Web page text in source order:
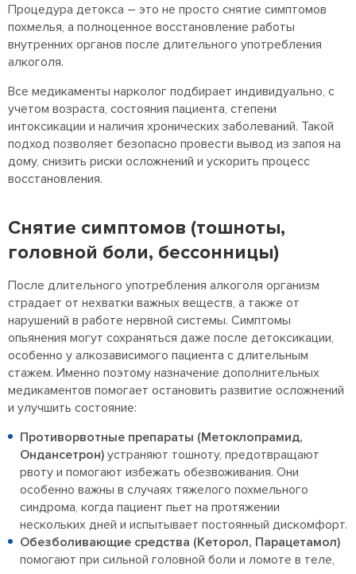
Процедура детокса – это не просто снятие симптомов
похмелья, а полноценное восстановление работы
внутренних органов после длительного употребления
алкоголя.
Все медикаменты нарколог подбирает индивидуально, с
учетом возраста, состояния пациента, степени
интоксикации и наличия хронических заболеваний. Такой
подход позволяет безопасно провести вывод из запоя на
дому, снизить риски осложнений и ускорить процесс
восстановления.
Снятие симптомов (тошноты,
головной боли, бессонницы)
После длительного употребления алкоголя организм
страдает от нехватки важных веществ, а также от
нарушений в работе нервной системы. Симптомы
опьянения могут сохраняться даже после детоксикации,
особенно у алкозависимого пациента с длительным
стажем. Именно поэтому назначение дополнительных
медикаментов помогает остановить развитие осложнений
и улучшить состояние:
Противорвотные препараты (Метоклопрамид,
Ондансетрон) устраняют тошноту, предотвращают
рвоту и помогают избежать обезвоживания. Они
особенно важны в случаях тяжелого похмельного
синдрома, когда пациент пьет на протяжении
нескольких дней и испытывает постоянный дискомфорт.
Обезболивающие средства (Кеторол, Парацетамол)
помогают при сильной головной боли и ломоте в теле,